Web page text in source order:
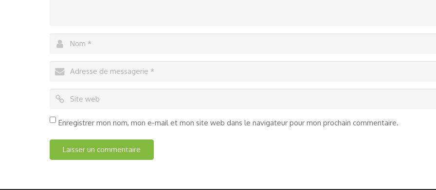
Enregistrer mon nom, mon e-mail et mon site web dans le navigateur pour mon prochain commentaire.